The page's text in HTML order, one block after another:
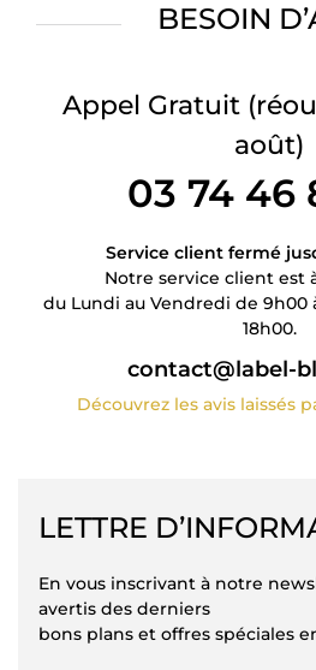
BESOIN
Appel Gratuit
août)
03 74 46
Service client fermé
Notre service client est
du Lundi au Vendredi de 9h00
18h00.
contact@label-
Découvrez les avis laissés
LETTRE
En vous inscrivant à notre
avertis des derniers
bons plans et offres spéciales